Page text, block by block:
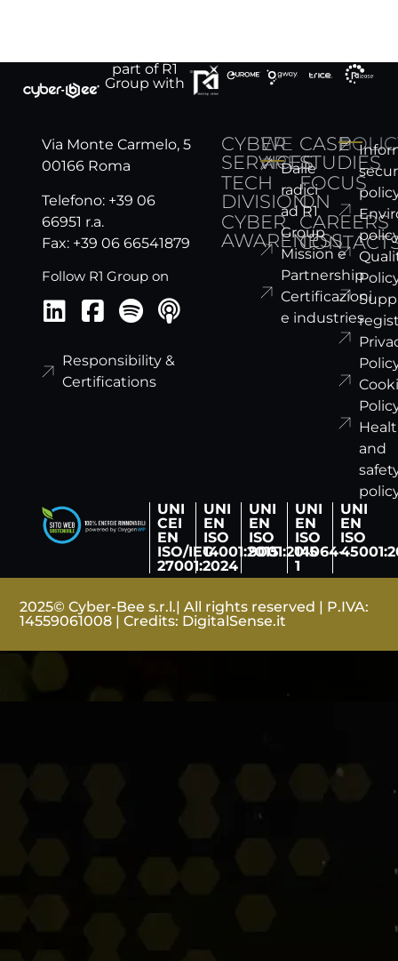
part of R1
Group with
Via Monte Carmelo, 5
00166 Roma
Telefono: +39 06
66951 r.a.
Fax: +39 06 66541879
Follow R1 Group on
Responsibility &
Certifications
CYBER
SERVICES
TECH
DIVISION
CYBER
AWARENESS
WE
AREDalle
radici
ad R1
Group
Mission e
Partnership
Certificazioni
e industries
CASE
STUDIES
FOCUS
ON
CAREERS
and
UNI
CEI
EN
ISO/IEC
27001:2024
UNI
EN
ISO
14001:2015
UNI
EN
ISO
9001:2015
UNI
EN
ISO
14064-
1
UNI
EN
ISO
2025© Cyber-Bee s.r.l.| All rights reserved | P.IVA:
14559061008 | Credits: DigitalSense.it